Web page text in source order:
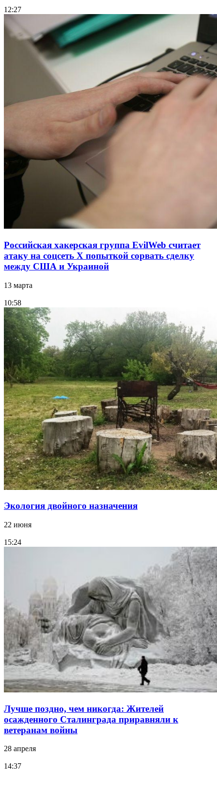
12:27
Российская хакерская группа EvilWeb считает
атаку на соцсеть Х попыткой сорвать сделку
между США и Украиной
13 марта
10:58
Экология двойного назначения
22 июня
15:24
Лучше поздно, чем никогда: Жителей
осажденного Сталинграда приравняли к
ветеранам войны
28 апреля
14:37